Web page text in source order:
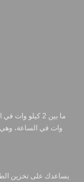
وات في الساعة،
يساعدك على تخزين